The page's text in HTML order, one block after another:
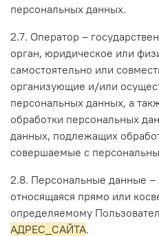
персональных данных.
2.7. Оператор –
орган, юридическое или
самостоятельно или
организующие и/или
персональных данных, а
обработки персональных
данных, подлежащих
совершаемые с
2.8. Персональные данные
относящаяся прямо или
определяемому
АДРЕС_САЙТА.